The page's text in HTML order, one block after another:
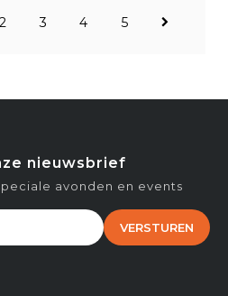
2 3 4 5
nieuwsbrief
avonden en events
VERSTUREN